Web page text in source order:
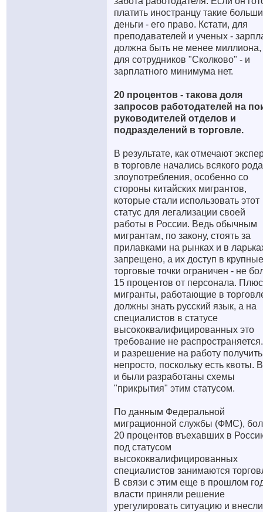
платить иностранцу такие больши
деньги - его право. Кстати, для
преподавателей и ученых -
должна быть не менее миллиона,
для сотрудников "Сколково" - и
зарплатного минимума нет.
20 процентов - такова доля
запросов работодателей на
руководителей отделов и
подразделений в торговле.
В результате, как отмечают
в торговле начались всякого рода
злоупотребления, особенно со
стороны китайских мигрантов,
которые стали использовать этот
статус для легализации своей
работы в России. Ведь обычным
мигрантам, по закону, стоять за
прилавками на рынках и в
запрещено, а их доступ в крупные
торговые точки ограничен - не
15 процентов от персонала. Плюс
мигранты, работающие в
должны знать русский язык, а на
специалистов в статусе
высококвалифицированных это
требование не
и разрешение на работу получить
непросто, поскольку есть квоты.
и были разработаны схемы
"прикрытия" этим статусом.
По данным Федеральной
миграционной службы (ФМС),
20 процентов въехавших в
под статусом
высококвалифицированных
специалистов занимаются
В связи с этим еще в прошлом
власти приняли решение
урегулировать ситуацию и внесли